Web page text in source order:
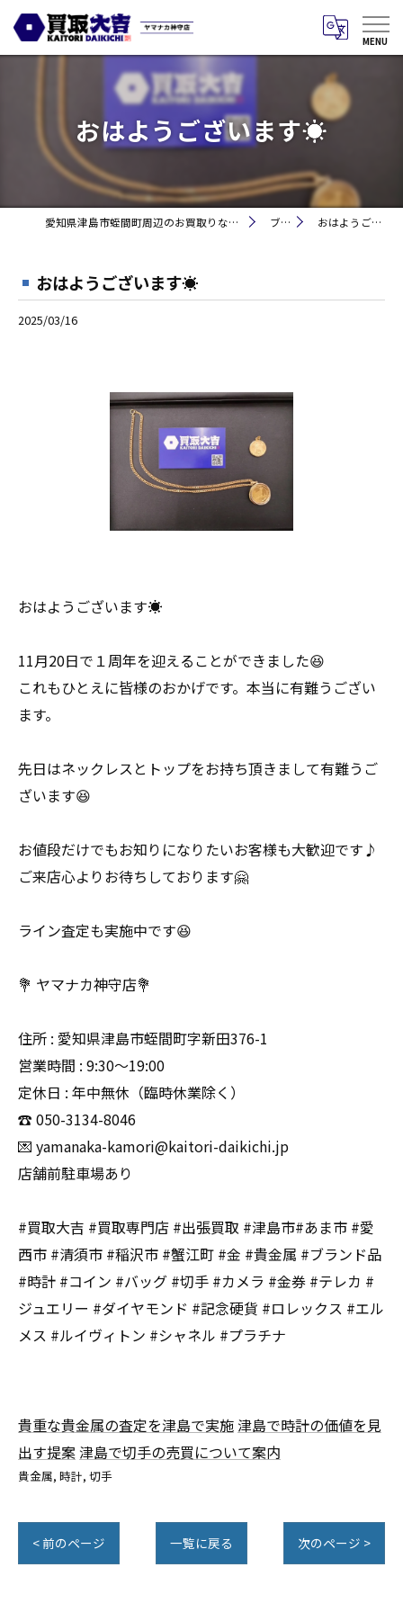
おはようございます☀
愛知県津島市蛭間町周辺のお買取りなら買取大吉 ヤマナカ神守店 ブログ おはようございます☀
おはようございます☀
2025/03/16
おはようございます☀
11月20日で１周年を迎えることができました😆
これもひとえに皆様のおかげです。本当に有難うござい
ます。
先日はネックレスとトップをお持ち頂きまして有難うご
ざいます😆
お値段だけでもお知りになりたいお客様も大歓迎です♪
ご来店心よりお待ちしております🤗
ライン査定も実施中です😆
💐 ヤマナカ神守店💐
住所 : 愛知県津島市蛭間町字新田376-1
営業時間 : 9:30〜19:00
定休日 : 年中無休（臨時休業除く）
☎️ 050-3134-8046
💌 yamanaka-kamori@kaitori-daikichi.jp
店舗前駐車場あり
#買取大吉 #買取専門店 #出張買取 #津島市#あま市 #愛
西市 #清須市 #稲沢市 #蟹江町 #金 #貴金属 #ブランド品
#時計 #コイン #バッグ #切手 #カメラ #金券 #テレカ #
ジュエリー #ダイヤモンド #記念硬貨 #ロレックス #エル
メス #ルイヴィトン #シャネル #プラチナ
貴重な貴金属の査定を津島で実施 津島で時計の価値を見
出す提案 津島で切手の売買について案内
貴金属 時計 切手
< 前のページ 一覧に戻る 次のページ >